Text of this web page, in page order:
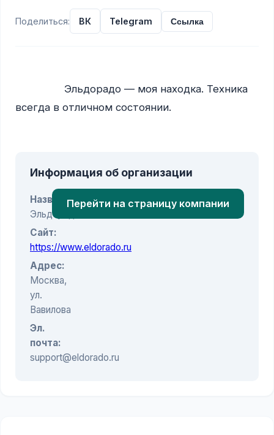
Поделиться: ВК Telegram Ссылка
всегда в отличном состоянии.
Информация об организации
Название:
Эльдорадо
Сайт:
https://www.eldorado.ru
Адрес:
Москва,
ул.
Вавилова
Эл.
почта:
support@eldorado.ru
Перейти на страницу компании